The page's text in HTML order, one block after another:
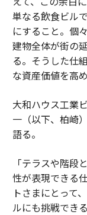
単なる飲食ビル
にすること。個
建物全体が街の
る。そうした仕
な資産価値を高
大和ハウス工業
一（以下、柏崎
語る。
「テラスや階段
性が表現できる
トさまにとって
ルにも挑戦でき